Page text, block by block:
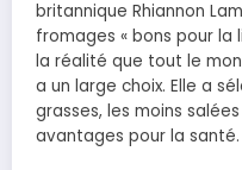
britannique Rhiannon
fromages « bons pour la
la réalité que tout le
a un large choix. Elle a
grasses, les moins
avantages pour la santé.